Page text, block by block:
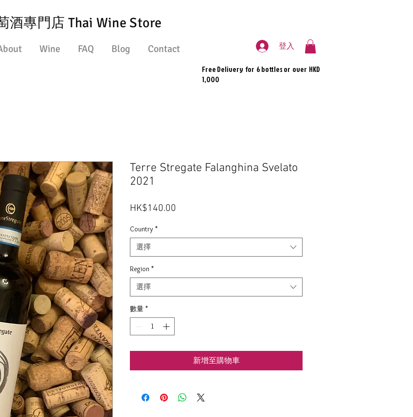
酒專門店 Thai Wine Store
Wine FAQ Blog Contact 登入
Free Delivery for 6 bottles or over HKD
1,000
Terre Stregate Falanghina Svelato
2021
HK$140.00
Country *
選擇
Region *
選擇
數量 *
新增至購物車